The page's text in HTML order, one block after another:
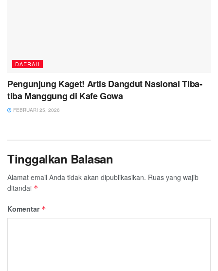
DAERAH
Pengunjung Kaget! Artis Dangdut Nasional Tiba-
tiba Manggung di Kafe Gowa
FEBRUARI 25, 2026
Tinggalkan Balasan
Alamat email Anda tidak akan dipublikasikan. Ruas yang wajib
ditandai *
Komentar *